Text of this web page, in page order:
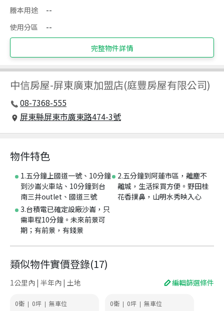
謄本用途
--
使用分區
--
完整物件詳情
中信房屋-屏東廣東加盟店(庭豐房屋有限公司)
08-7368-555
屏東縣屏東市廣東路474-3號
物件特色
1.五分鐘上國道一號、10分鐘
到沙崙火車站、10分鐘到台
南三井outlet、國道三號
2.五分鐘到阿蓮市區，離塵不
離城，生活採買方便。野田桂
花香撲鼻，山明水秀映入心
3.台積電已確定設廠沙崙，只
需車程10分鐘。未來前景可
期；有前景，有錢景
類似物件實價登錄(17)
1公里內 | 半年內 | 土地 編輯篩選條件
0衛 | 0坪 | 無車位 0衛 | 0坪 | 無車位